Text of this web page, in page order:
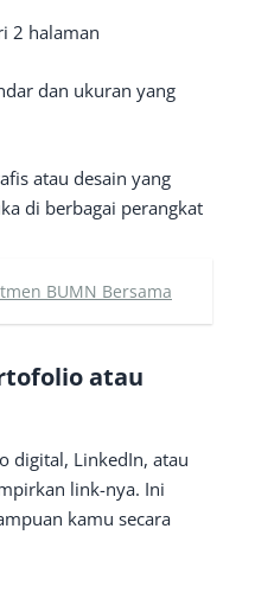
2 halaman
dan ukuran yang
atau desain yang
di berbagai perangkat
BUMN Bersama
atau
digital, LinkedIn, atau
link-nya. Ini
kamu secara